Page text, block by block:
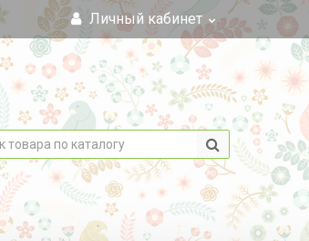
Личный кабинет